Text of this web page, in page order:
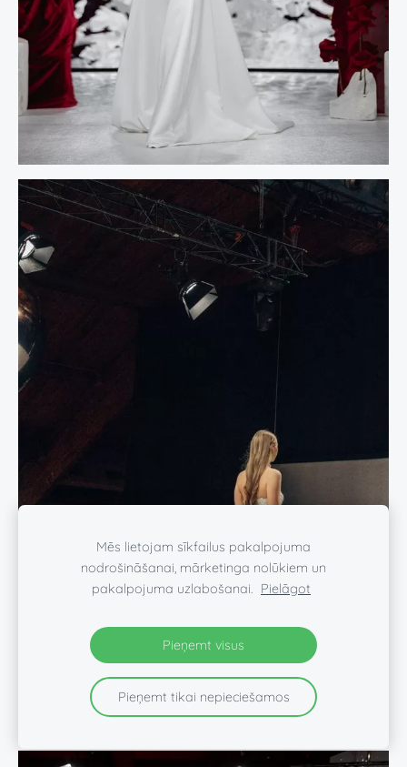
Mēs lietojam sīkfailus pakalpojuma
nodrošināšanai, mārketinga nolūkiem un
pakalpojuma uzlabošanai. Pielāgot
Pieņemt visus
Pieņemt tikai nepieciešamos